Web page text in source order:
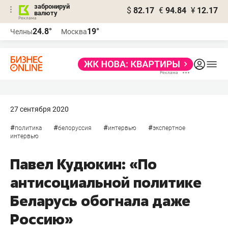
забронируй
валюту
$ 82.17 € 94.84 ¥ 12.17
Челны24.8° Москва19°
27 сентября 2020
#политика #белоруссия #интервью #экспертное
интервью
Павел Кудюкин: «По
антисоциальной политике
Беларусь обогнала даже
Россию»